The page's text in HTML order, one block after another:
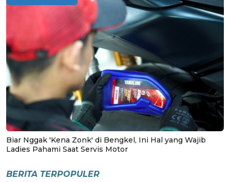
Biar Nggak 'Kena Zonk' di Bengkel, Ini Hal yang Wajib
Ladies Pahami Saat Servis Motor
BERITA TERPOPULER